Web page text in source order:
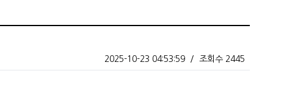
2025-10-23 04:53:59 / 조회수 2445